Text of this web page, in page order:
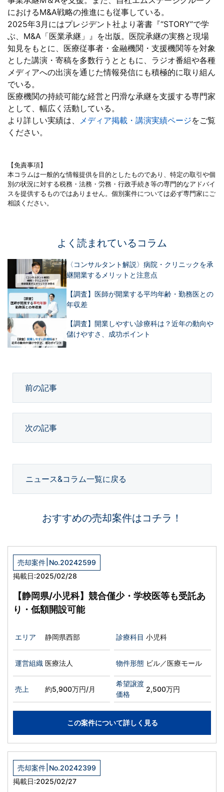
におけるM&A戦略の推進にも従事している。
2025年3月にはプレジデント社より著書『“STORY”で学
ぶ、M&A「医業承継」』を出版。医院承継の実務と現場
知見をもとに、医療従事者・金融機関・支援機関等を対象
とした講演・寄稿を多数行うとともに、ラジオ番組や各種
メディアへの出演を通じた情報発信にも積極的に取り組ん
でいる。
医療機関の持続可能な経営と円滑な承継を支援する専門家
として、幅広く活動している。
より詳しい実績は、
メディア掲載・講演実績ページをご覧
ください。
【免責事項】
本コラムは一般的な情報提供を目的としたものであり、特定の取引や個
別の状況に対する税務・法務・労務・行政手続き等の専門的なアドバイ
スを提供するものではありません。個別案件については必ず専門家にご
相談ください。
よく読まれているコラム
〈コンサルタント解説〉病院・クリニックを承
継開業するメリットと注意点
【調査】医師が開業する平均年齢・勤務医との
年収差
【調査】開業しやすい診療科は？近年の動向や
儲けやすさ、成功ポイント
前の記事
次の記事
ニュース&コラム一覧に戻る
おすすめの売却案件はコチラ！
売却案件 No.20242599
掲載日:2025/02/28
【静岡県/小児科】競合僅少・学校医等も受託あ
り・低額開設可能
エリア 静岡県西部 診療科目 小児科
運営組織 医療法人 物件形態 ビル／医療モール
売上 約5,900万円/月
希望譲渡
価格
2,500万円
この案件について詳しく見る
売却案件 No.20242399
掲載日:2025/02/27